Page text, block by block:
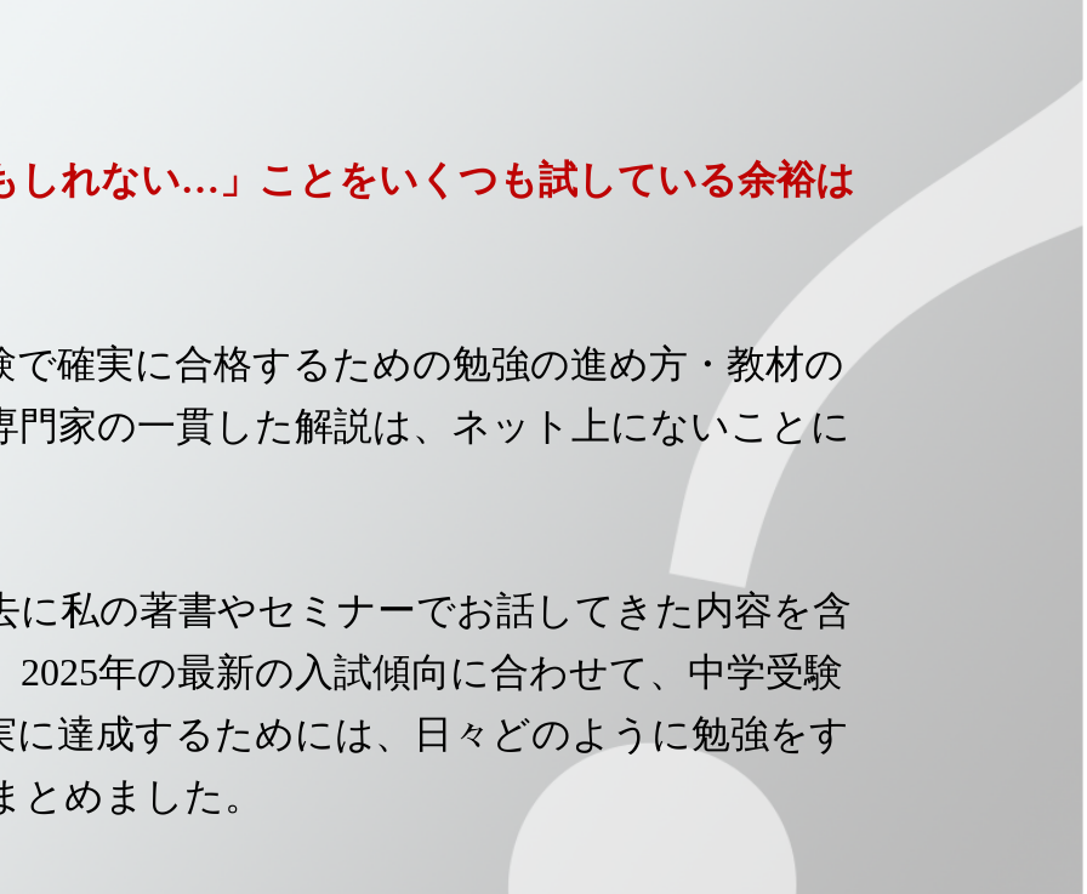
しれない…」ことをいくつも試している余裕は
で確実に合格するための勉強の進め方・教材の
門家の一貫した解説は、ネット上にないことに
に私の著書やセミナーでお話してきた内容を含
年の最新の入試傾向に合わせて、中学受験
に達成するためには、日々どのように勉強をす
めました。